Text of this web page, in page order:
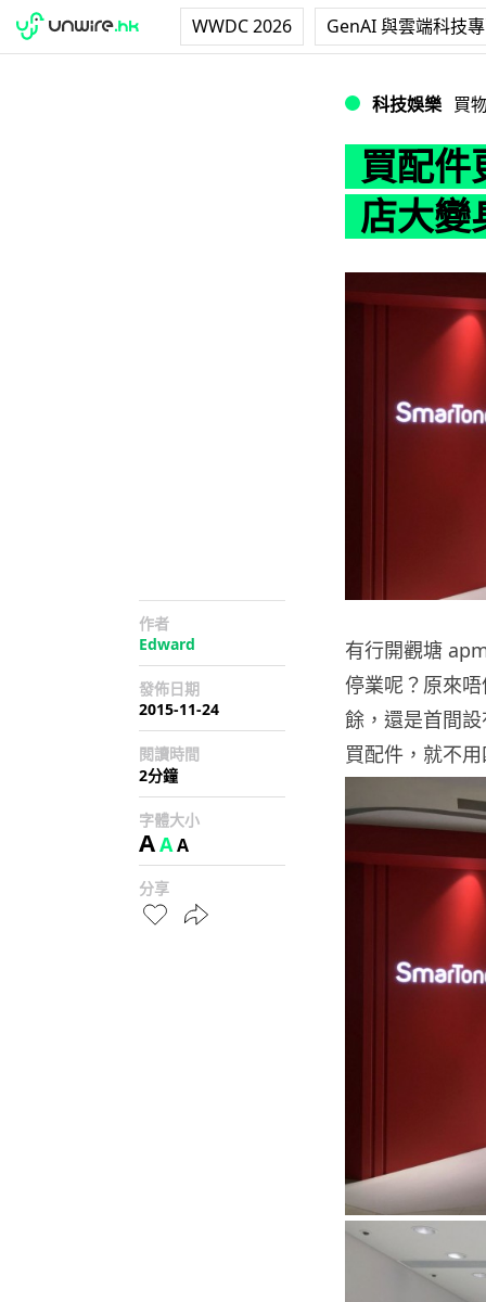
WWDC 2026 GenAI 與雲端科技
科技娛樂 買
買配
店大變
作者
Edward
發佈日期
2015-11-24
閱讀時間
2分鐘
字體大小
AAA
分享
有行開觀塘
停業呢？原來
餘，還是首間
買配件，就不